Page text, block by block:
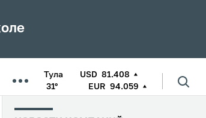
Тула
31°
USD 81.408
EUR 94.059